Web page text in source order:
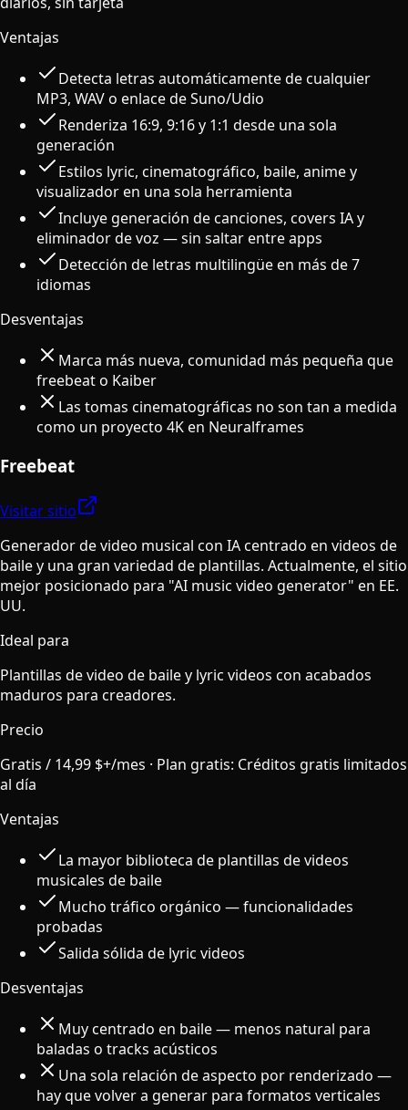
Ventajas
Detecta letras automáticamente de cualquier
MP3, WAV o enlace de Suno/Udio
Renderiza 16:9, 9:16 y 1:1 desde una sola
generación
Estilos lyric, cinematográfico, baile, anime y
visualizador en una sola herramienta
Incluye generación de canciones, covers IA y
eliminador de voz — sin saltar entre apps
Detección de letras multilingüe en más de 7
idiomas
Desventajas
Marca más nueva, comunidad más pequeña que
freebeat o Kaiber
Las tomas cinematográficas no son tan a medida
como un proyecto 4K en Neuralframes
Freebeat
Visitar sitio
Generador de video musical con IA centrado en videos de
baile y una gran variedad de plantillas. Actualmente, el sitio
mejor posicionado para "AI music video generator" en EE.
UU.
Ideal para
Plantillas de video de baile y lyric videos con acabados
maduros para creadores.
Precio
Gratis / 14,99 $+/mes · Plan gratis: Créditos gratis limitados
al día
Ventajas
La mayor biblioteca de plantillas de videos
musicales de baile
Mucho tráfico orgánico — funcionalidades
probadas
Salida sólida de lyric videos
Desventajas
Muy centrado en baile — menos natural para
baladas o tracks acústicos
Una sola relación de aspecto por renderizado —
hay que volver a generar para formatos verticales